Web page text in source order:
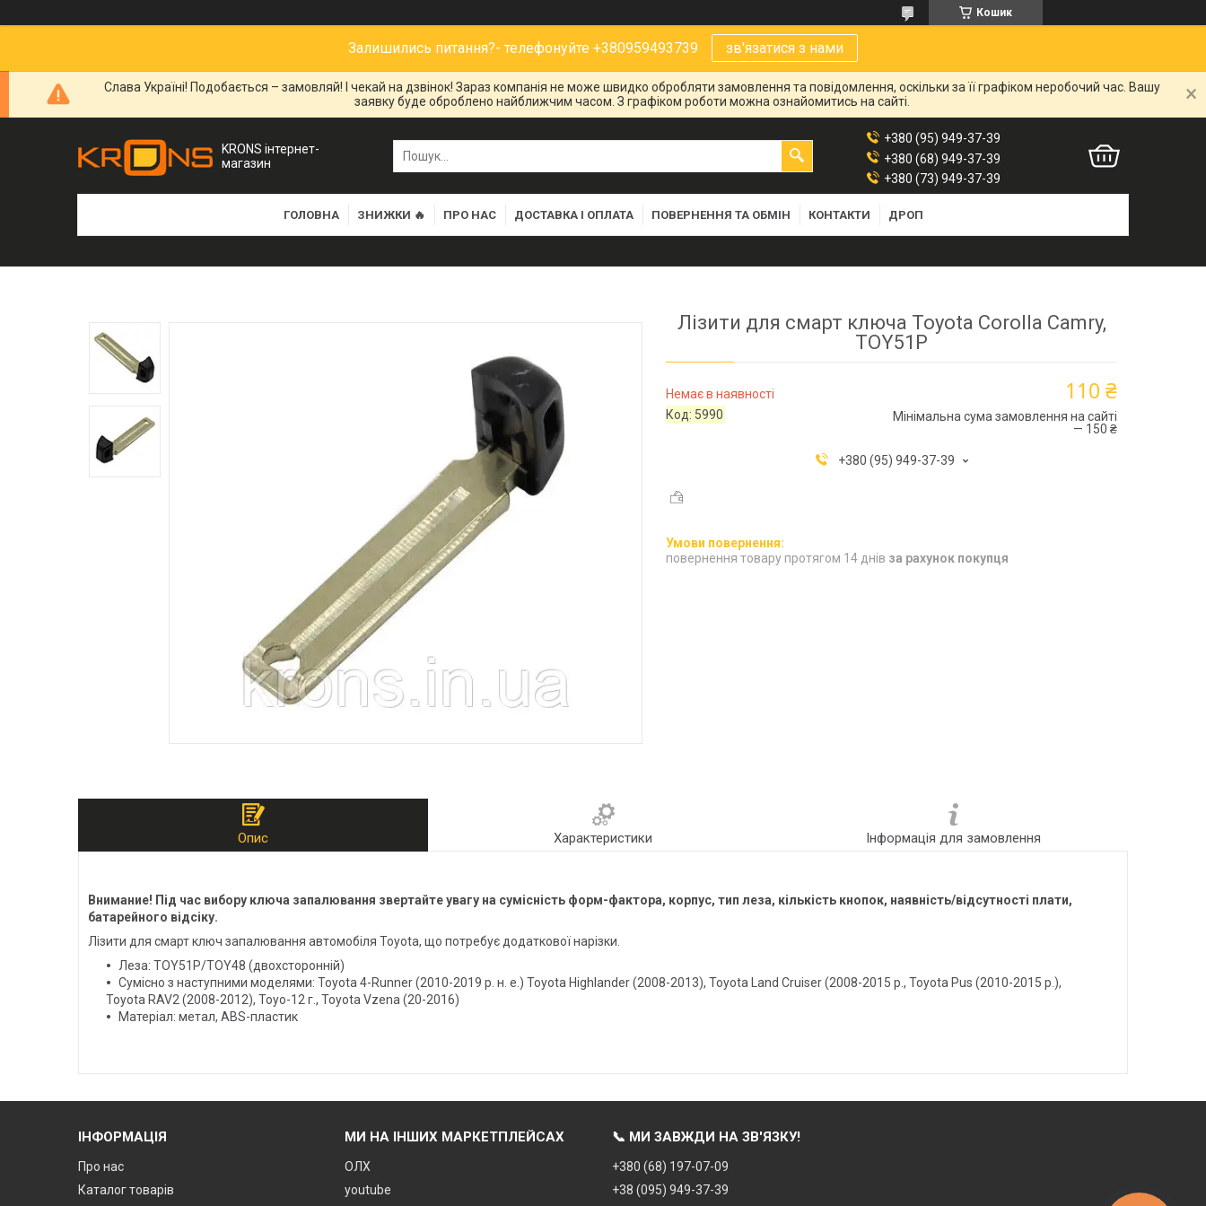
Кошик
Залишились питання?- телефонуйте +380959493739 зв'язатися з нами
Слава Україні! Подобається – замовляй! І чекай на дзвінок! Зараз компанія не може швидко обробляти замовлення та повідомлення, оскільки за її графіком неробочий час. Вашу
заявку буде оброблено найближчим часом. З графіком роботи можна ознайомитись на сайті.
KRONS інтернет-
магазин
+380 (95) 949-37-39
+380 (68) 949-37-39
+380 (73) 949-37-39
ГОЛОВНА ЗНИЖКИ 🔥 ПРО НАС ДОСТАВКА І ОПЛАТА ПОВЕРНЕННЯ ТА ОБМІН КОНТАКТИ ДРОП
Лізити для смарт ключа Toyota Corolla Camry,
TOY51P
Немає в наявності
Код: 5990
110 ₴
Мінімальна сума замовлення на сайті
— 150 ₴
+380 (95) 949-37-39
повернення товару протягом 14 днів за рахунок покупця
Опис Характеристики Інформація для замовлення
Внимание! Під час вибору ключа запалювання звертайте увагу на сумісність форм-фактора, корпус, тип леза, кількість кнопок, наявність/відсутності плати,
батарейного відсіку.
Лізити для смарт ключ запалювання автомобіля Toyota, що потребує додаткової нарізки.
Леза: TOY51P/TOY48 (двохсторонній)
Сумісно з наступними моделями: Toyota 4-Runner (2010-2019 р. н. е.) Toyota Highlander (2008-2013), Toyota Land Cruiser (2008-2015 р., Toyota Pus (2010-2015 р.),
Toyota RAV2 (2008-2012), Toyo-12 г., Toyota Vzena (20-2016)
Матеріал: метал, ABS-пластик
ІНФОРМАЦІЯ
Про нас
Каталог товарів
МИ НА ІНШИХ МАРКЕТПЛЕЙСАХ
ОЛХ
youtube
📞 МИ ЗАВЖДИ НА ЗВ'ЯЗКУ!
+380 (68) 197-07-09
+38 (095) 949-37-39